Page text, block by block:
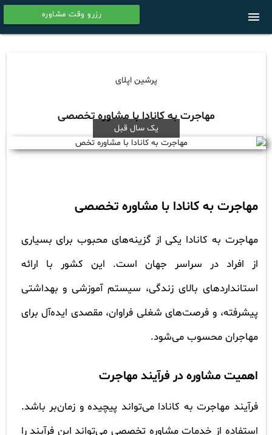
رزرو وقت مشاوره menu
پرشین اپلای
مهاجرت به کانادا با مشاوره تخصصی
یک سال قبل
مهاجرت به کانادا با مشاوره تخصصی
مهاجرت به کانادا یکی از گزینه‌های محبوب برای بسیاری
از افراد در سراسر جهان است. این کشور با ارائه
استانداردهای بالای زندگی، سیستم آموزشی و بهداشتی
پیشرفته، و فرصت‌های شغلی فراوان، مقصدی ایده‌آل برای
مهاجران محسوب می‌شود.
اهمیت مشاوره در فرآیند مهاجرت
فرآیند مهاجرت به کانادا می‌تواند پیچیده و زمان‌بر باشد.
استفاده از خدمات مشاوره تخصصی می‌تواند این فرآیند را